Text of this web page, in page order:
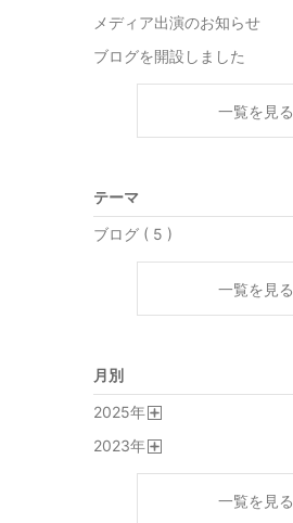
メディア出演のお知らせ
ブログを開設しました
一覧を見る
テーマ
ブログ ( 5 )
一覧を見る
月別
2025年
2023年
一覧を見る